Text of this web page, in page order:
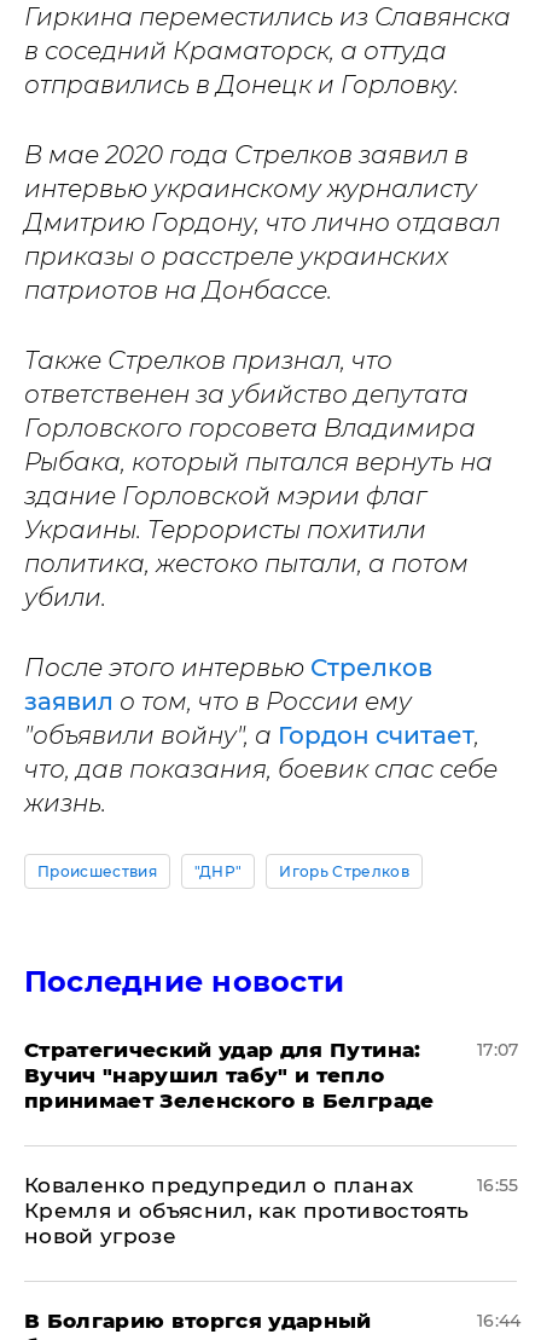
Гиркина переместились из Славянска
в соседний Краматорск, а оттуда
отправились в Донецк и Горловку.
В мае 2020 года Стрелков заявил в
интервью украинскому журналисту
Дмитрию Гордону, что лично отдавал
приказы о расстреле украинских
патриотов на Донбассе.
Также Стрелков признал, что
ответственен за убийство депутата
Горловского горсовета Владимира
Рыбака, который пытался вернуть на
здание Горловской мэрии флаг
Украины. Террористы похитили
политика, жестоко пытали, а потом
убили.
После этого интервью Стрелков
заявил о том, что в России ему
"объявили войну", а Гордон считает,
что, дав показания, боевик спас себе
жизнь.
Происшествия "ДНР" Игорь Стрелков
Последние новости
Стратегический удар для Путина:
Вучич "нарушил табу" и тепло
принимает Зеленского в Белграде
17:07
Коваленко предупредил о планах
Кремля и объяснил, как противостоять
новой угрозе
16:55
В Болгарию вторгся ударный
16:44